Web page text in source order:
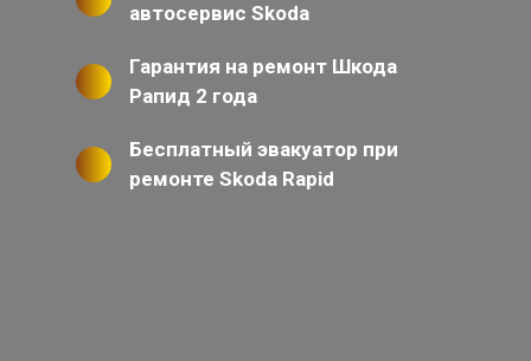
автосервис Skoda
Гарантия на ремонт Шкода
Рапид 2 года
Бесплатный эвакуатор при
ремонте Skoda Rapid